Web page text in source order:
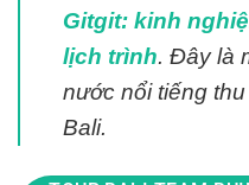
Gitgit: kinh
lịch trình. Đây là
nước nổi tiếng
Bali.